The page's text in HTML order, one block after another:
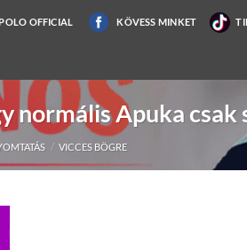
OFFICIAL KÖVESS MINKET
normális Apuka
/ VICCES BÖGRE